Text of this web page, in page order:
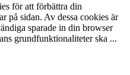
för att förbättra din
på sidan. Av dessa cookies är
sparade in din browser
grundfunktionaliteter ska ...